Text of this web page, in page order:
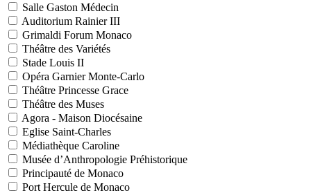
Salle Gaston Médecin
Auditorium Rainier III
Grimaldi Forum Monaco
Théâtre des Variétés
Stade Louis II
Opéra Garnier Monte-Carlo
Théâtre Princesse Grace
Théâtre des Muses
Agora - Maison Diocésaine
Eglise Saint-Charles
Médiathèque Caroline
Musée d’Anthropologie Préhistorique
Principauté de Monaco
Port Hercule de Monaco